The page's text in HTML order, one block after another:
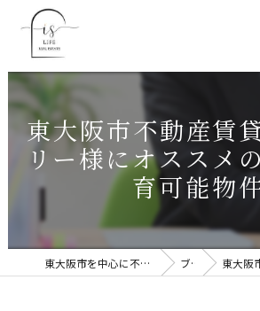
東大阪市不動産賃
リー様にオススメ
育可能物
東大阪市を中心に不動産売却なら株式会社Is Life ブログ 東大阪市不動産